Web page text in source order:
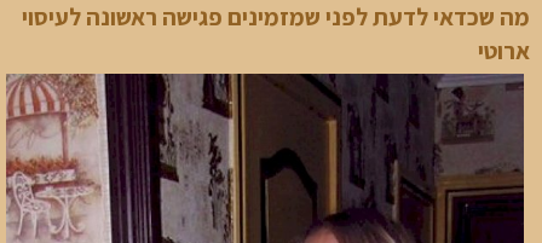
מה שכדאי לדעת לפני שמזמינים פגישה ראשונה לעיסוי
ארוטי